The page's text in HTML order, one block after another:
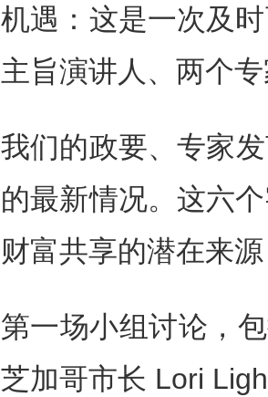
机遇：这是一次及
主旨演讲人、两个
我们的政要、专家
的最新情况。这六
财富共享的潜在来
第一场小组讨论，
芝加哥市长 Lori